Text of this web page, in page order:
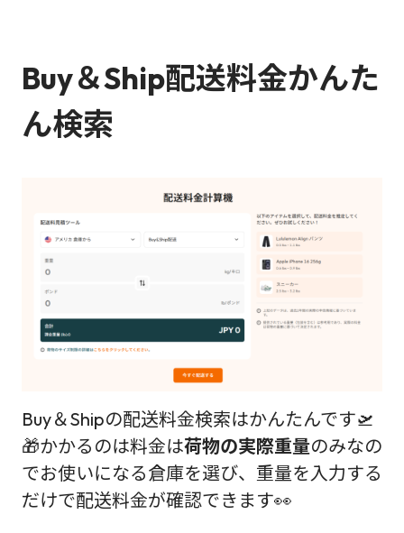
Buy＆Ship配送料金かんた
ん検索
Buy＆Shipの配送料金検索はかんたんです🛫
🎁かかるのは料金は荷物の実際重量のみなの
でお使いになる倉庫を選び、重量を入力する
だけで配送料金が確認できます👀